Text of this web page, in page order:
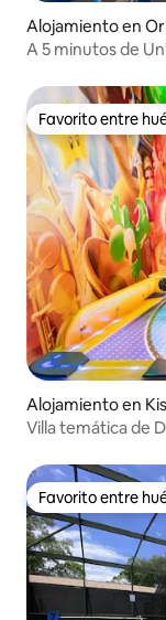
Alojamiento en
A 5 minutos de
Favorito entre
Favorito entre
Alojamiento en
Villa temática de
Favorito entre
Favorito entre